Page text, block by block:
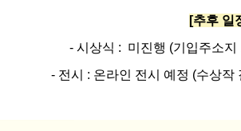
[추후 일
- 시상식 : 미진행 (기입주소지
- 전시 : 온라인 전시 예정 (수상작